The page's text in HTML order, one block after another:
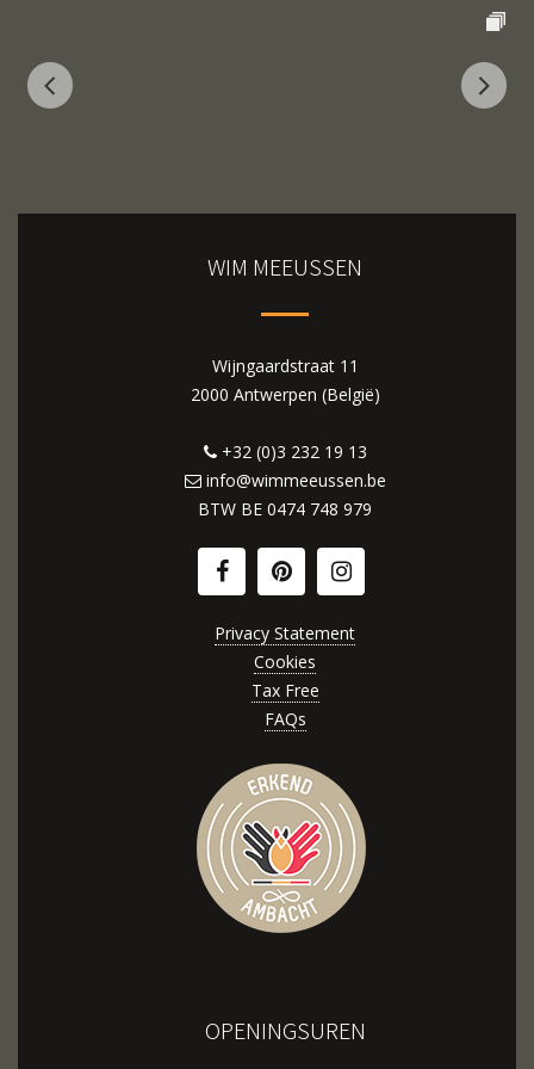
WIM MEEUSSEN
Wijngaardstraat 11
2000 Antwerpen (België)
+32 (0)3 232 19 13
info@wimmeeussen.be
BTW BE 0474 748 979
Privacy Statement
Cookies
Tax Free
FAQs
OPENINGSUREN